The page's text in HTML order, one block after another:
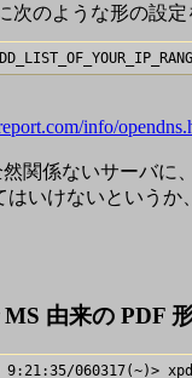
次のような形の設
info/
関係ないサーバに
いけないというか
由来の PDF
9:21:35/060317(~)>